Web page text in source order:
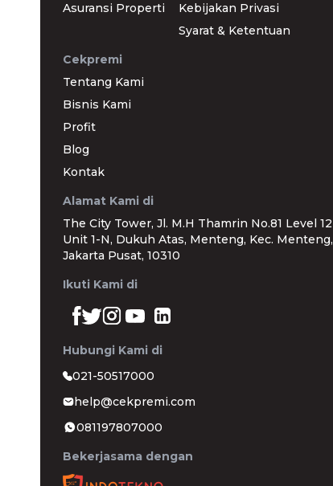
Asuransi Properti
Kebijakan Privasi
Syarat & Ketentuan
Cekpremi
Tentang Kami
Bisnis Kami
Profit
Blog
Kontak
Alamat Kami di
The City Tower, Jl. M.H Thamrin No.81 Level 12
Unit 1-N, Dukuh Atas, Menteng, Kec. Menteng,
Jakarta Pusat, 10310
Ikuti Kami di
Hubungi Kami di
021-50517000
help@cekpremi.com
081197807000
Bekerjasama dengan